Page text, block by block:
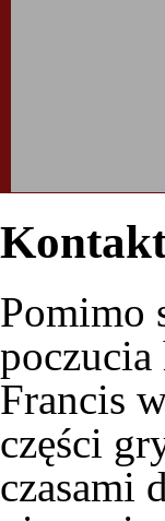
Pomimo
poczucia
Francis
części
czasami